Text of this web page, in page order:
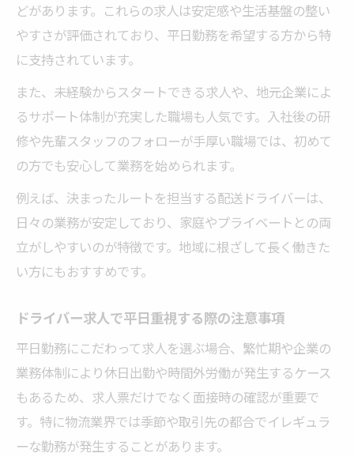
どがあります。これらの求人は安定感や生活基盤の整い
やすさが評価されており、平日勤務を希望する方から特
に支持されています。
また、未経験からスタートできる求人や、地元企業によ
るサポート体制が充実した職場も人気です。入社後の研
修や先輩スタッフのフォローが手厚い職場では、初めて
の方でも安心して業務を始められます。
例えば、決まったルートを担当する配送ドライバーは、
日々の業務が安定しており、家庭やプライベートとの両
立がしやすいのが特徴です。地域に根ざして長く働きた
い方にもおすすめです。
ドライバー求人で平日重視する際の注意事項
平日勤務にこだわって求人を選ぶ場合、繁忙期や企業の
業務体制により休日出勤や時間外労働が発生するケース
もあるため、求人票だけでなく面接時の確認が重要で
す。特に物流業界では季節や取引先の都合でイレギュラ
ーな勤務が発生することがあります。